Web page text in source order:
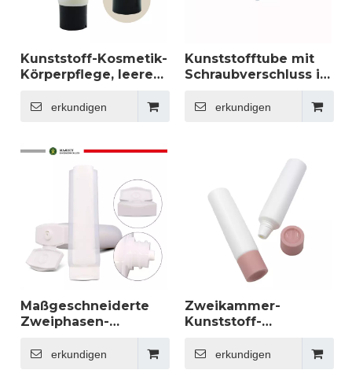
Kunststoff-Kosmetik-
Körperpflege, leere
Tubenverpackung,
60 ml, 100 ml, 150 ml
Tube, Körperlotion,
Scheibendeckel,
Kosmetikverpackung
erkundigen
Kunststofftube mit
Schraubverschluss in
der Mitte, Tube für
Körperlotion,
PE-Kunststofftube
erkundigen
Maßgeschneiderte
Zweiphasen-
Doppeltube mit Flip-
Top-Verschluss, 100
erkundigen
Zweikammer-
Kunststoff-
Doppelrohr, weich,
zum Mischen von
erkundigen